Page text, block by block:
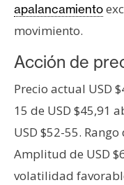
apalancamiento
movimiento.
Acción de
Precio actual USD
15 de USD $45,91
USD $52-55.
Amplitud de USD
volatilidad